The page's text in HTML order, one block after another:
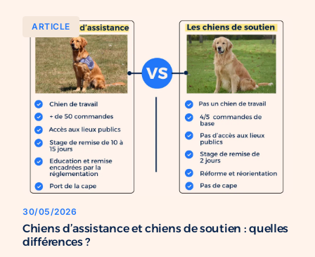
ARTICLE
30/05/2026
Chiens d’assistance et chiens de soutien : quelles
différences ?